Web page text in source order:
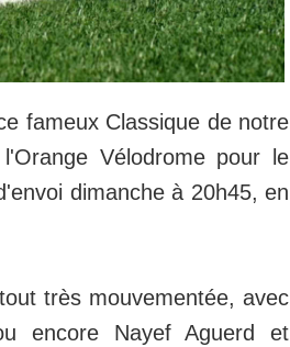
fameux Classique de notre
Vélodrome pour le
dimanche à 20h45, en
très mouvementée, avec
encore Nayef Aguerd et